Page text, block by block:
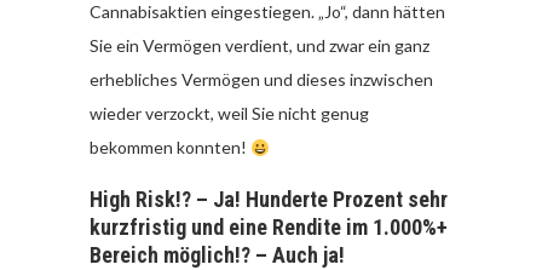
Cannabisaktien eingestiegen. „Jo“, dann hätten
Sie ein Vermögen verdient, und zwar ein ganz
erhebliches Vermögen und dieses inzwischen
wieder verzockt, weil Sie nicht genug
bekommen konnten!
High Risk!? – Ja! Hunderte Prozent sehr
kurzfristig und eine Rendite im 1.000%+
Bereich möglich!? – Auch ja!